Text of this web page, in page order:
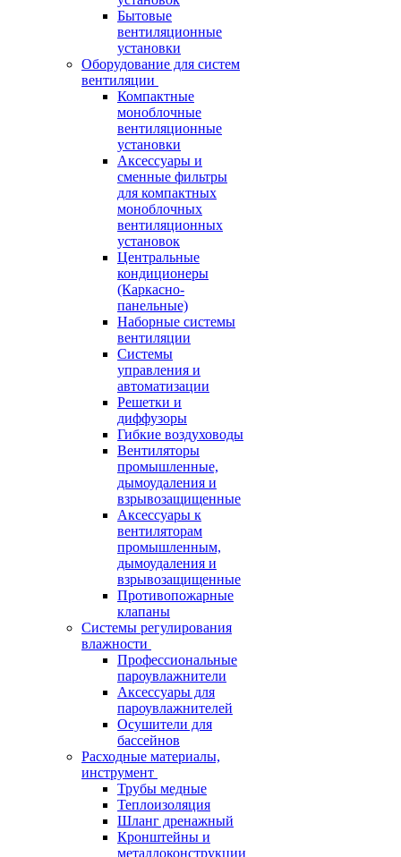
Бытовые
вентиляционные
установки
Оборудование для систем
вентиляции
Компактные
моноблочные
вентиляционные
установки
Аксессуары и
сменные фильтры
для компактных
моноблочных
вентиляционных
установок
Центральные
кондиционеры
(Каркасно-
панельные)
Наборные системы
вентиляции
Системы
управления и
автоматизации
Решетки и
диффузоры
Гибкие воздуховоды
Вентиляторы
промышленные,
дымоудаления и
взрывозащищенные
Аксессуары к
вентиляторам
промышленным,
дымоудаления и
взрывозащищенные
Противопожарные
клапаны
Системы регулирования
влажности
Профессиональные
пароувлажнители
Аксессуары для
пароувлажнителей
Осушители для
бассейнов
Расходные материалы,
инструмент
Трубы медные
Теплоизоляция
Шланг дренажный
Кронштейны и
металлоконструкции